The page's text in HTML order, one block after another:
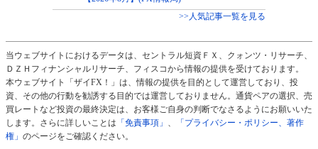
>>人気記事一覧を見る
当ウェブサイトにおけるデータは、セントラル短資ＦＸ、クォンツ・リサーチ、
ＤＺＨフィナンシャルリサーチ、フィスコから情報の提供を受けております。
本ウェブサイト「ザイFX！」は、情報の提供を目的として運営しており、投
資、その他の行動を勧誘する目的では運営しておりません。通貨ペアの選択、売
買レートなど投資の最終決定は、お客様ご自身の判断でなさるようにお願いいた
します。さらに詳しいことは 「免責事項」
「プライバシー・ポリシー、著作
権」 のページをご確認ください。